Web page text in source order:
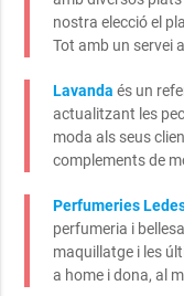
nostra elecció el
Tot amb un servei
Lavanda és un
actualitzant les
moda als seus
complements de
Perfumeries
perfumeria i
maquillatge i les
a home i dona, al